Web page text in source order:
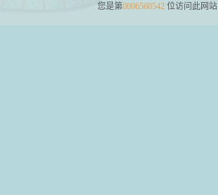
您是第0006560542 位访问此网站